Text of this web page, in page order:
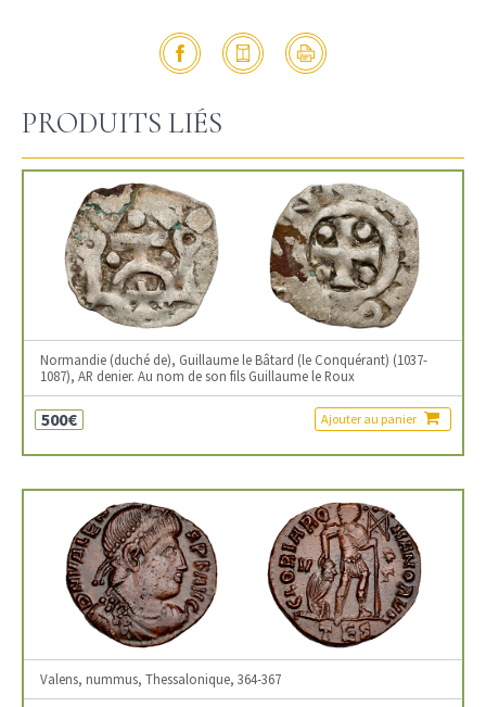
PRODUITS LIÉS
Normandie (duché de), Guillaume le Bâtard (le Conquérant) (1037-
1087), AR denier. Au nom de son fils Guillaume le Roux
500€ Ajouter au panier
Valens, nummus, Thessalonique, 364-367